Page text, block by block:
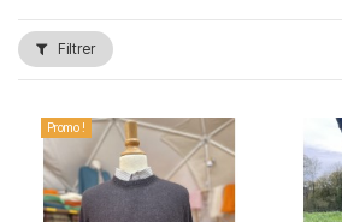
Filtrer
Promo !